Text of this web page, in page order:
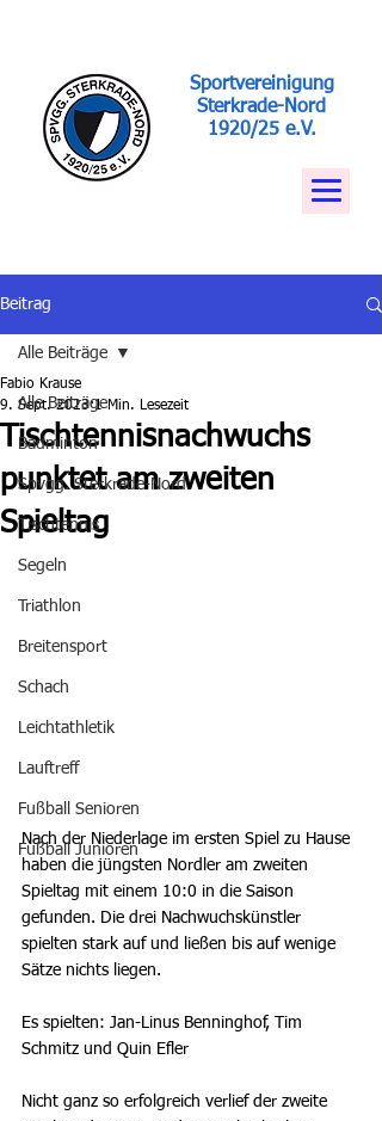
Sportvereinigung
Sterkrade-Nord
1920/25 e.V.
Beitrag
Alle Beiträge
Badminton
Spvgg. Sterkrade-Nord
Tischtennis
Segeln
Triathlon
Breitensport
Schach
Leichtathletik
Lauftreff
Fußball Senioren
Fußball Junioren
Alle Beiträge
Tischtennisnachwuchs
punktet am zweiten
Spieltag
Fabio Krause
9. Sept. 2023 1 Min. Lesezeit
Nach der Niederlage im ersten Spiel zu Hause
haben die jüngsten Nordler am zweiten
Spieltag mit einem 10:0 in die Saison
gefunden. Die drei Nachwuchskünstler
spielten stark auf und ließen bis auf wenige
Sätze nichts liegen.
Es spielten: Jan-Linus Benninghof, Tim
Schmitz und Quin Efler
Nicht ganz so erfolgreich verlief der zweite